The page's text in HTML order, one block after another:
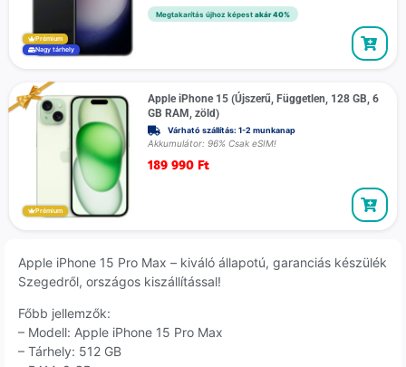
Prémium
Nagy tárhely
Megtakarítás újhoz képest akár 40%
Prémium
Apple iPhone 15 (Újszerű, Független, 128 GB, 6
GB RAM, zöld)
Várható szállítás: 1-2 munkanap
Akkumulátor: 96% Csak eSIM!
189 990 Ft
Apple iPhone 15 Pro Max – kiváló állapotú, garanciás készülék
Szegedről, országos kiszállítással!
Főbb jellemzők:
– Modell: Apple iPhone 15 Pro Max
– Tárhely: 512 GB